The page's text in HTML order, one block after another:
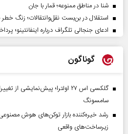
شنا در مناطق ممنوعه؛ قمار با جان
استقلال در بن‌بست نقل‌وانتقالات؛ زنگ خطر
ادعای جنجالی تلگراف درباره اینفانتینو؛
گوناگون
گلکسی اس ۲۷ اولترا؛ پیش‌نمایشی
سامسونگ
زیرساخت‌های واقعی